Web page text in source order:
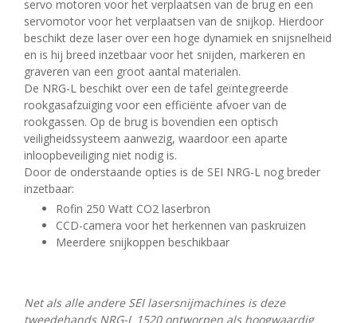
servo motoren voor het verplaatsen van de brug en een
servomotor voor het verplaatsen van de snijkop. Hierdoor
beschikt deze laser over een hoge dynamiek en snijsnelheid
en is hij breed inzetbaar voor het snijden, markeren en
graveren van een groot aantal materialen.
De NRG-L beschikt over een de tafel geïntegreerde
rookgasafzuiging voor een efficiënte afvoer van de
rookgassen. Op de brug is bovendien een optisch
veiligheidssysteem aanwezig, waardoor een aparte
inloopbeveiliging niet nodig is.
Door de onderstaande opties is de SEI NRG-L nog breder
inzetbaar:
Rofin 250 Watt CO2 laserbron
CCD-camera voor het herkennen van paskruizen
Meerdere snijkoppen beschikbaar
Net als alle andere SEI lasersnijmachines is deze
tweedehands NRG-L 1520 ontworpen als hoogwaardig